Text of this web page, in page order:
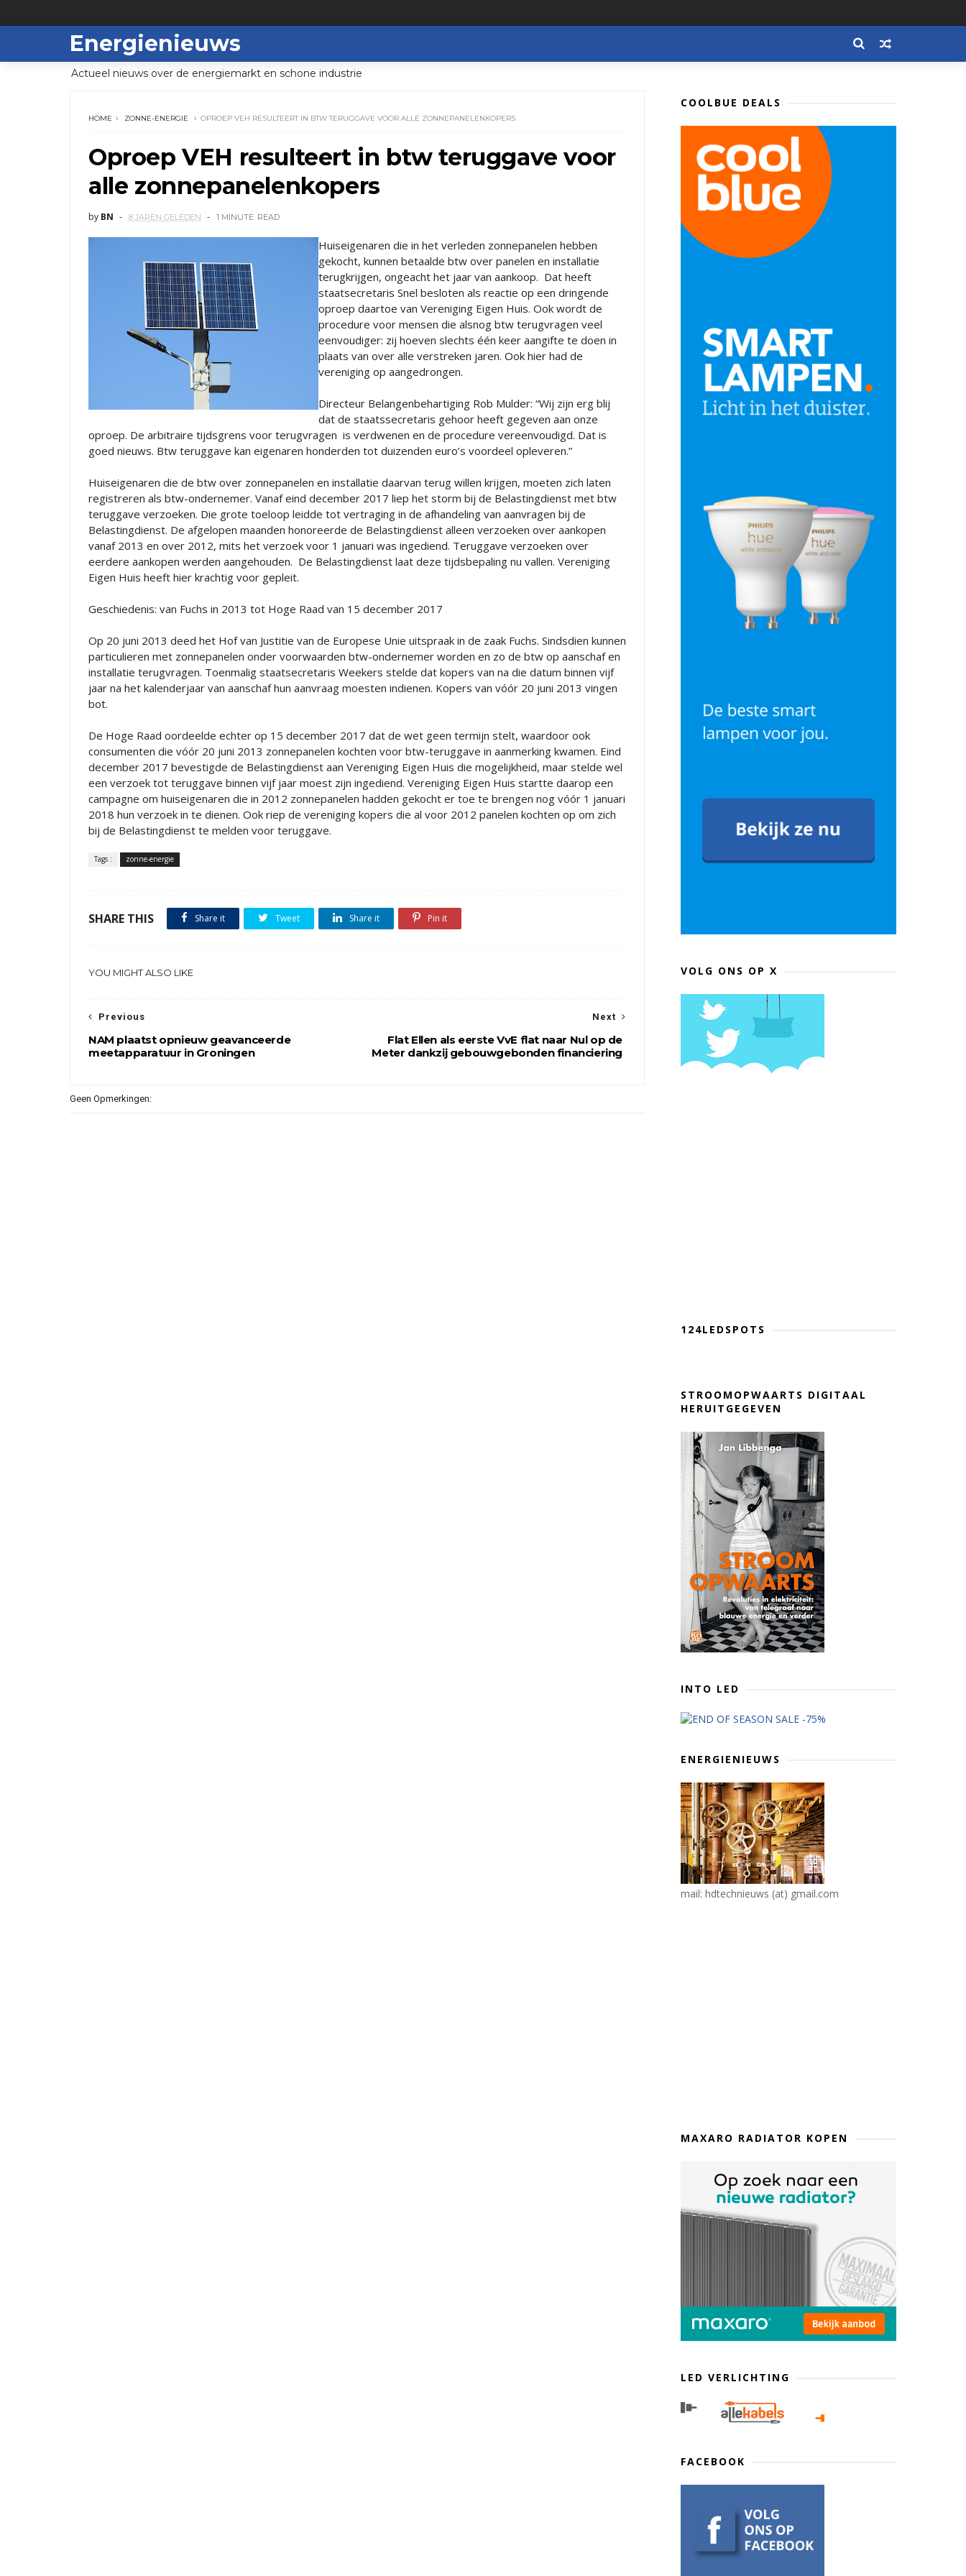
Energienieuws
Actueel nieuws over de energiemarkt en schone industrie
HOME ZONNE-ENERGIE OPROEP VEH RESULTEERT IN BTW TERUGGAVE VOOR ALLE ZONNEPANELENKOPERS
Oproep VEH resulteert in btw teruggave voor
alle zonnepanelenkopers
by BN 8 JAREN GELEDEN 1 MINUTE READ
Huiseigenaren die in het verleden zonnepanelen hebben
gekocht, kunnen betaalde btw over panelen en installatie
terugkrijgen, ongeacht het jaar van aankoop. Dat heeft
staatsecretaris Snel besloten als reactie op een dringende
oproep daartoe van Vereniging Eigen Huis. Ook wordt de
procedure voor mensen die alsnog btw terugvragen veel
eenvoudiger: zij hoeven slechts één keer aangifte te doen in
plaats van over alle verstreken jaren. Ook hier had de
vereniging op aangedrongen.
Directeur Belangenbehartiging Rob Mulder: “Wij zijn erg blij
dat de staatssecretaris gehoor heeft gegeven aan onze
oproep. De arbitraire tijdsgrens voor terugvragen is verdwenen en de procedure vereenvoudigd. Dat is
goed nieuws. Btw teruggave kan eigenaren honderden tot duizenden euro’s voordeel opleveren.”
Huiseigenaren die de btw over zonnepanelen en installatie daarvan terug willen krijgen, moeten zich laten
registreren als btw-ondernemer. Vanaf eind december 2017 liep het storm bij de Belastingdienst met btw
teruggave verzoeken. Die grote toeloop leidde tot vertraging in de afhandeling van aanvragen bij de
Belastingdienst. De afgelopen maanden honoreerde de Belastingdienst alleen verzoeken over aankopen
vanaf 2013 en over 2012, mits het verzoek voor 1 januari was ingediend. Teruggave verzoeken over
eerdere aankopen werden aangehouden. De Belastingdienst laat deze tijdsbepaling nu vallen. Vereniging
Eigen Huis heeft hier krachtig voor gepleit.
Geschiedenis: van Fuchs in 2013 tot Hoge Raad van 15 december 2017
Op 20 juni 2013 deed het Hof van Justitie van de Europese Unie uitspraak in de zaak Fuchs. Sindsdien kunnen
particulieren met zonnepanelen onder voorwaarden btw-ondernemer worden en zo de btw op aanschaf en
installatie terugvragen. Toenmalig staatsecretaris Weekers stelde dat kopers van na die datum binnen vijf
jaar na het kalenderjaar van aanschaf hun aanvraag moesten indienen. Kopers van vóór 20 juni 2013 vingen
bot.
De Hoge Raad oordeelde echter op 15 december 2017 dat de wet geen termijn stelt, waardoor ook
consumenten die vóór 20 juni 2013 zonnepanelen kochten voor btw-teruggave in aanmerking kwamen. Eind
december 2017 bevestigde de Belastingdienst aan Vereniging Eigen Huis die mogelijkheid, maar stelde wel
een verzoek tot teruggave binnen vijf jaar moest zijn ingediend. Vereniging Eigen Huis startte daarop een
campagne om huiseigenaren die in 2012 zonnepanelen hadden gekocht er toe te brengen nog vóór 1 januari
2018 hun verzoek in te dienen. Ook riep de vereniging kopers die al voor 2012 panelen kochten op om zich
bij de Belastingdienst te melden voor teruggave.
Tags : zonne-energie
SHARE THIS Share it Tweet Share it Pin it
YOU MIGHT ALSO LIKE
Next
Flat Ellen als eerste VvE flat naar Nul op de
Meter dankzij gebouwgebonden financiering
Previous
NAM plaatst opnieuw geavanceerde
meetapparatuur in Groningen
Geen Opmerkingen:
COOLBUE DEALS
VOLG ONS OP X
124LEDSPOTS
STROOMOPWAARTS DIGITAAL
HERUITGEGEVEN
INTO LED
ENERGIENIEUWS
mail: hdtechnieuws (at) gmail.com
MAXARO RADIATOR KOPEN
LED VERLICHTING
FACEBOOK